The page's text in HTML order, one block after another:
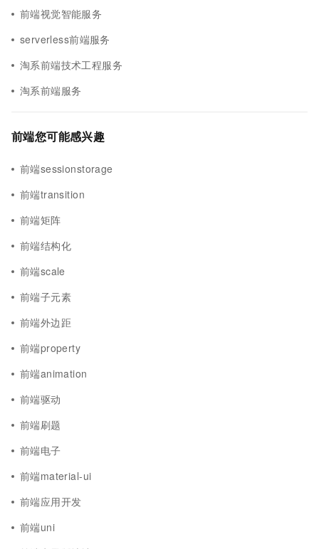
前端视觉智能服务
serverless前端服务
淘系前端技术工程服务
淘系前端服务
前端您可能感兴趣
前端sessionstorage
前端transition
前端矩阵
前端结构化
前端scale
前端子元素
前端外边距
前端property
前端animation
前端驱动
前端刷题
前端电子
前端material-ui
前端应用开发
前端uni